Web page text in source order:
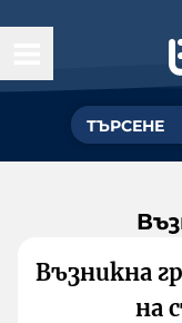
Възникна
на